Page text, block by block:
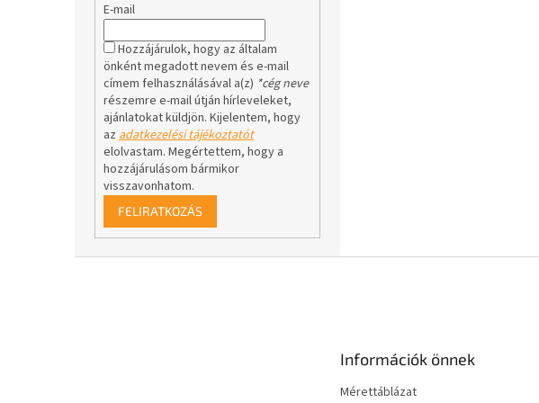
E-mail
Hozzájárulok, hogy az általam
önként megadott nevem és e-mail
címem felhasználásával a(z) *cég neve
részemre e-mail útján hírleveleket,
ajánlatokat küldjön. Kijelentem, hogy
azadatkezelési tájékoztatót
elolvastam. Megértettem, hogy a
hozzájárulásom bármikor
visszavonhatom.
FELIRATKOZÁS
Információk önnek
Mérettáblázat